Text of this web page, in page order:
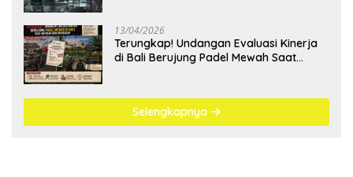
13/04/2026
Terungkap! Undangan Evaluasi Kinerja
di Bali Berujung Padel Mewah Saat
Selengkapnya